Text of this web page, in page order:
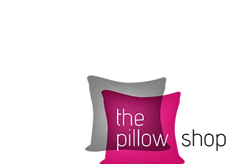
CO POTŘEBUJETE NAJÍT?
HLEDAT